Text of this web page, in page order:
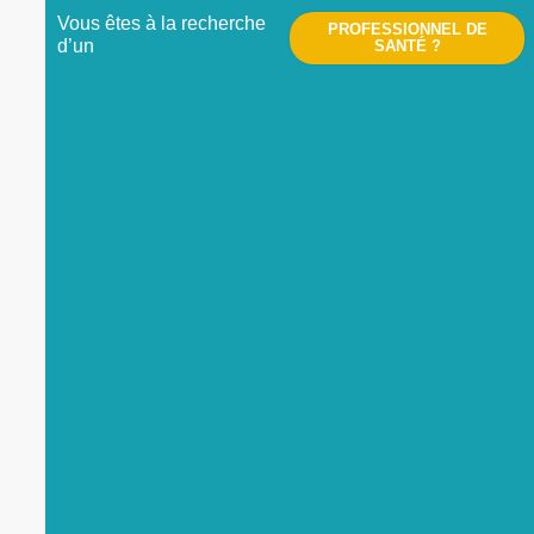
Vous êtes à la recherche
d’un
PROFESSIONNEL DE
SANTÉ ?